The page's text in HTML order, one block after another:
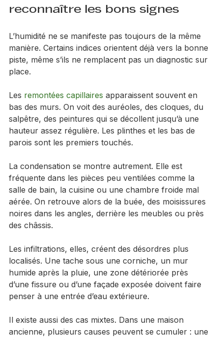
Guide humidité murs anciens :
L’humidité ne se manifeste pas toujours de la même
manière. Certains indices orientent déjà vers la bonne
piste, même s’ils ne remplacent pas un diagnostic sur
Les remontées capillaires apparaissent souvent en
bas des murs. On voit des auréoles, des cloques, du
salpêtre, des peintures qui se décollent jusqu’à une
hauteur assez régulière. Les plinthes et les bas de
La condensation se montre autrement. Elle est
fréquente dans les pièces peu ventilées comme la
salle de bain, la cuisine ou une chambre froide mal
aérée. On retrouve alors de la buée, des moisissures
noires dans les angles, derrière les meubles ou près
Les infiltrations, elles, créent des désordres plus
localisés. Une tache sous une corniche, un mur
humide après la pluie, une zone détériorée près
d’une fissure ou d’une façade exposée doivent faire
Il existe aussi des cas mixtes. Dans une maison